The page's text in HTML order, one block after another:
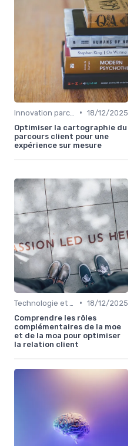
• 18/12/2025
Optimiser la cartographie du
parcours client pour une
expérience sur mesure
• 18/12/2025
Comprendre les rôles
complémentaires de la moe
et de la moa pour optimiser
la relation client